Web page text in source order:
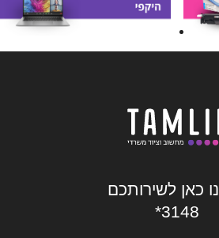
כאן לשירותכם
*3148